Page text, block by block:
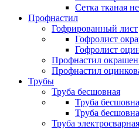
Сетка тканая
Профнастил
Гофрированный лист
Гофролист
Гофролист
Профнастил
Профнастил
Трубы
Труба бесшовная
Труба
Труба
Труба электросварная